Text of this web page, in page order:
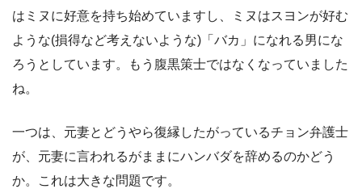
はミヌに好意を持ち始めていますし、ミヌはスヨンが好む
ような(損得など考えないような)「バカ」になれる男にな
ろうとしています。もう腹黒策士ではなくなっていました
ね。
一つは、元妻とどうやら復縁したがっているチョン弁護士
が、元妻に言われるがままにハンバダを辞めるのかどう
か。これは大きな問題です。